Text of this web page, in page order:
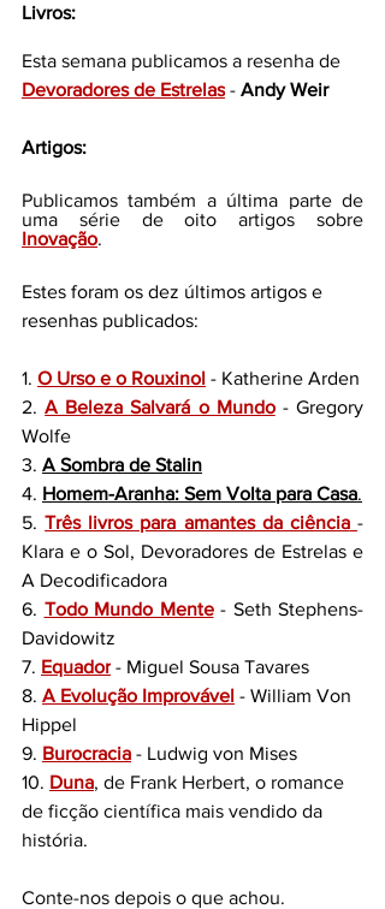
Livros:
Esta semana publicamos a resenha de
Devoradores de Estrelas - Andy Weir
Artigos:
Publicamos também a última parte de
uma série de oito artigos sobre
Inovação.
Estes foram os dez últimos artigos e
resenhas publicados:
1. O Urso e o Rouxinol - Katherine Arden
2. A Beleza Salvará o Mundo - Gregory
Wolfe
3. A Sombra de Stalin
4. Homem-Aranha: Sem Volta para Casa.
5. Três livros para amantes da ciência
Klara e o Sol, Devoradores de Estrelas e
A Decodificadora
6. Todo Mundo Mente - Seth Stephens-
Davidowitz
7. Equador - Miguel Sousa Tavares
8. A Evolução Improvável - William Von
Hippel
9. Burocracia - Ludwig von Mises
10. Duna, de Frank Herbert, o romance
de ficção científica mais vendido da
história.
Conte-nos depois o que achou.